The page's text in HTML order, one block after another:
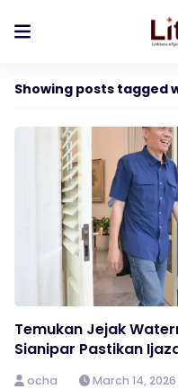
Showing posts tagged
Temukan Jejak
Sianipar Pastikan
ocha March 14, 2026